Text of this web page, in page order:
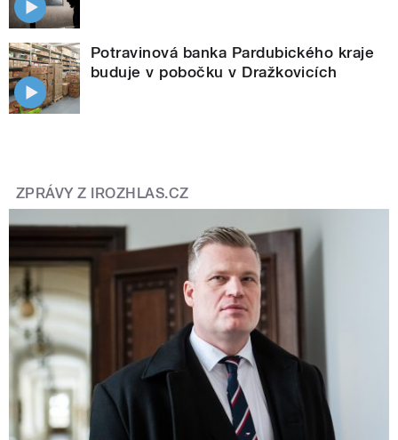
Potravinová banka Pardubického kraje
buduje v pobočku v Dražkovicích
ZPRÁVY Z IROZHLAS.CZ